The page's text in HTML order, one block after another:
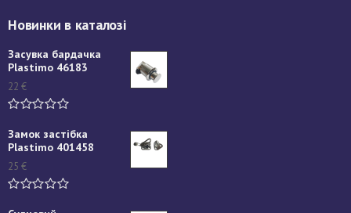
Новинки в каталозі
Засувка бардачка
Plastimo 46183
22 €
Замок застібка
Plastimo 401458
25 €